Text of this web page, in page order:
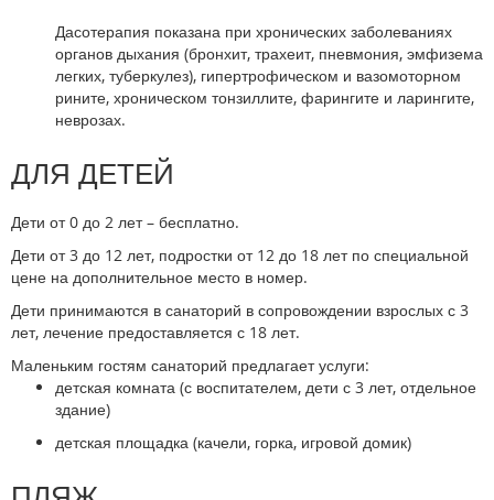
Дасотерапия показана при хронических заболеваниях
органов дыхания (бронхит, трахеит, пневмония, эмфизема
легких, туберкулез), гипертрофическом и вазомоторном
рините, хроническом тонзиллите, фарингите и ларингите,
неврозах.
ДЛЯ ДЕТЕЙ
Дети от 0 до 2 лет – бесплатно.
Дети от 3 до 12 лет, подростки от 12 до 18 лет по специальной
цене на дополнительное место в номер.
Дети принимаются в санаторий в сопровождении взрослых с 3
лет, лечение предоставляется с 18 лет.
Маленьким гостям санаторий предлагает услуги:
детская комната (с воспитателем, дети с 3 лет, отдельное
здание)
детская площадка (качели, горка, игровой домик)